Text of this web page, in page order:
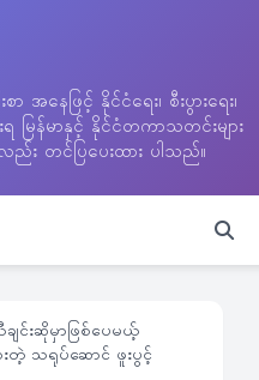
အနေဖြင့် နိုင်ငံရေး၊ စီးပွားရေး၊
မြန်မာနှင့် နိုင်ငံတကာသတင်းများ
တင်ပြပေးထား ပါသည်။
ျင်းဆိုမှာဖြစ်ပေမယ့်
သရုပ်ဆောင် ဖူးပွင့်